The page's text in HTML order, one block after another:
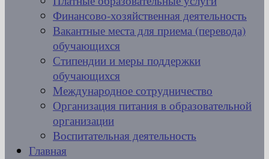
Финансово-хозяйственная деятельность
Вакантные места для приема (перевода)
обучающихся
Стипендии и меры поддержки
обучающихся
Международное сотрудничество
Организация питания в образовательной
организации
Воспитательная деятельность
Главная